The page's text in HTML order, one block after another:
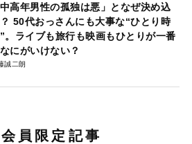
中高年男性の孤独は悪」となぜ決め込
50代おっさんにも大事な“ひとり時
。ライブも旅行も映画もひとりが一番
にがいけない？
誠二朗
会員限定記事